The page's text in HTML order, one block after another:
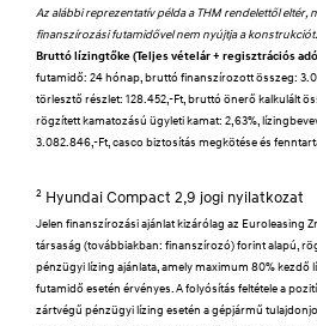
Az alábbi reprezentatív példa a THM rendelettől eltér,
finanszírozási futamidővel nem nyújtja a konstrukciót.
Bruttó lízingtőke (Teljes vételár + regisztrációs
futamidő: 24 hónap, bruttó finanszírozott összeg:
törlesztő részlet: 128.452,-Ft, bruttó önerő kalkulált
rögzített kamatozású ügyleti kamat: 2,63%,
3.082.846,-Ft, casco biztosítás megkötése és
2 Hyundai Compact 2,9 jogi nyilatkozat
Jelen finanszírozási ajánlat kizárólag az Euroleasing
társaság (továbbiakban: finanszírozó) forint alapú,
pénzügyi lízing ajánlata, amely maximum 80% kezdő
futamidő esetén érvényes. A folyósítás feltétele a
zártvégű pénzügyi lízing esetén a gépjármű